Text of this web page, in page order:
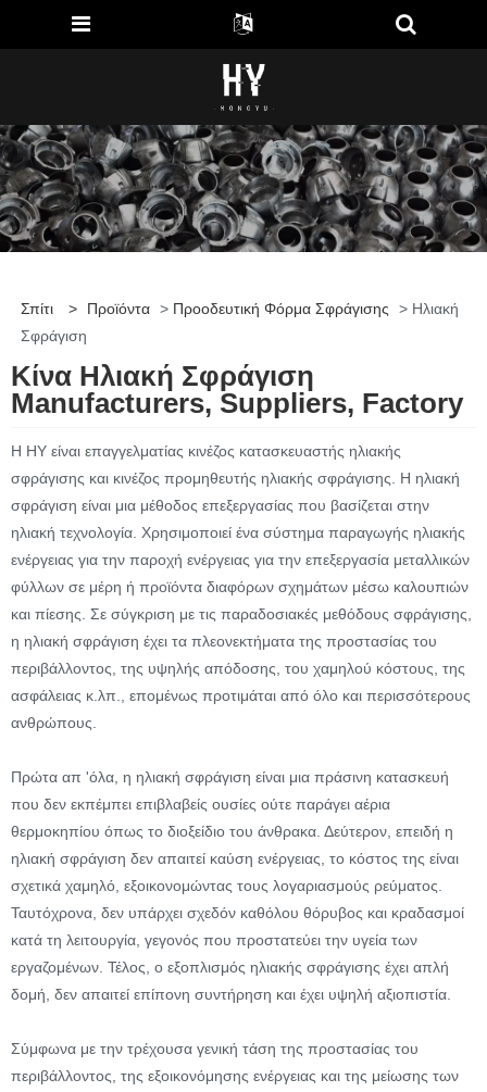
Σπίτι > Προϊόντα > Προοδευτική Φόρμα Σφράγισης
> Ηλιακή
Σφράγιση
Κίνα Ηλιακή Σφράγιση
Manufacturers, Suppliers, Factory
Η HY είναι επαγγελματίας κινέζος κατασκευαστής ηλιακής
σφράγισης και κινέζος προμηθευτής ηλιακής σφράγισης. Η ηλιακή
σφράγιση είναι μια μέθοδος επεξεργασίας που βασίζεται στην
ηλιακή τεχνολογία. Χρησιμοποιεί ένα σύστημα παραγωγής ηλιακής
ενέργειας για την παροχή ενέργειας για την επεξεργασία μεταλλικών
φύλλων σε μέρη ή προϊόντα διαφόρων σχημάτων μέσω καλουπιών
και πίεσης. Σε σύγκριση με τις παραδοσιακές μεθόδους σφράγισης,
η ηλιακή σφράγιση έχει τα πλεονεκτήματα της προστασίας του
περιβάλλοντος, της υψηλής απόδοσης, του χαμηλού κόστους, της
ασφάλειας κ.λπ., επομένως προτιμάται από όλο και περισσότερους
ανθρώπους.
Πρώτα απ 'όλα, η ηλιακή σφράγιση είναι μια πράσινη κατασκευή
που δεν εκπέμπει επιβλαβείς ουσίες ούτε παράγει αέρια
θερμοκηπίου όπως το διοξείδιο του άνθρακα. Δεύτερον, επειδή η
ηλιακή σφράγιση δεν απαιτεί καύση ενέργειας, το κόστος της είναι
σχετικά χαμηλό, εξοικονομώντας τους λογαριασμούς ρεύματος.
Ταυτόχρονα, δεν υπάρχει σχεδόν καθόλου θόρυβος και κραδασμοί
κατά τη λειτουργία, γεγονός που προστατεύει την υγεία των
εργαζομένων. Τέλος, ο εξοπλισμός ηλιακής σφράγισης έχει απλή
δομή, δεν απαιτεί επίπονη συντήρηση και έχει υψηλή αξιοπιστία.
Σύμφωνα με την τρέχουσα γενική τάση της προστασίας του
περιβάλλοντος, της εξοικονόμησης ενέργειας και της μείωσης των